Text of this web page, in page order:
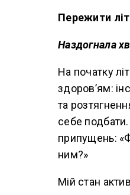
Пережити
Наздогнала
На початку
здоров’ям:
та
себе
припущень:
ним?»
Мій стан